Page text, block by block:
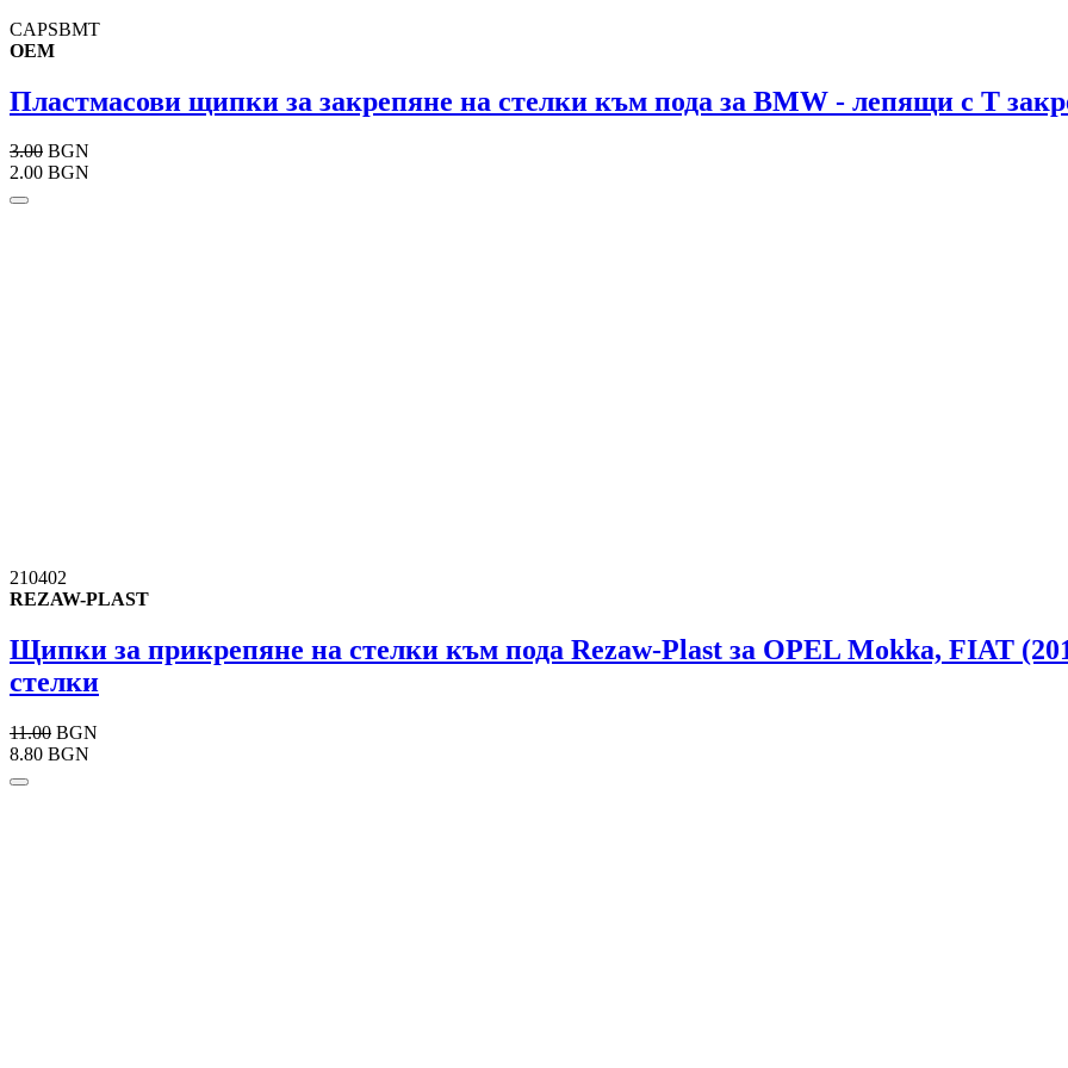
CAPSBMT
OEM
Пластмасови щипки за закрепяне на стелки към пода за BMW - лепящи с Т
3.00 BGN
2.00 BGN
210402
REZAW-PLAST
Щипки за прикрепяне на стелки към пода Rezaw-Plast за OPEL Mokka, FIAT
стелки
11.00 BGN
8.80 BGN